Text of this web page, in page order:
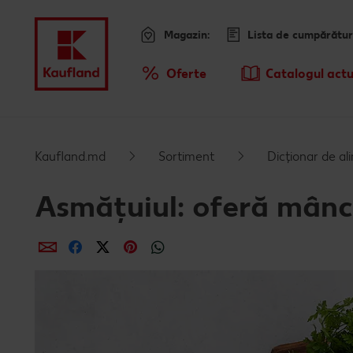
Meniu Oferte Catalogul
Magazin: Lista de
Kaufland.md Sortiment Dicționar de
Asmățuiul: oferă
DistribuieDistribuieDistribuieDistribuie